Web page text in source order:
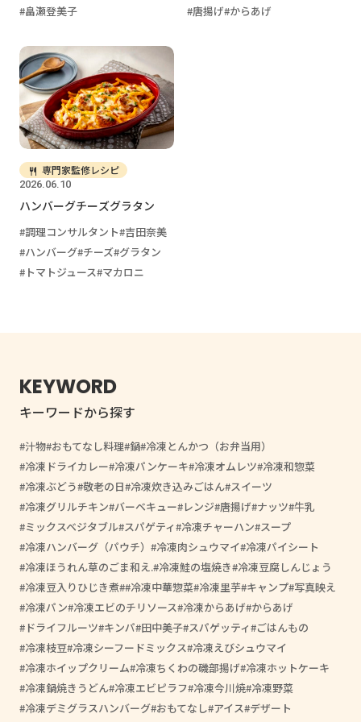
畠瀬登美子 唐揚げ からあげ
2026.06.10
専門家監修レシピ
ハンバーグチーズグラタン
調理コンサルタント 吉田奈美
ハンバーグ チーズ グラタン
トマトジュース マカロニ
KEYWORD
キーワードから探す
汁物 おもてなし料理 鍋 冷凍とんかつ（お弁当用）
冷凍ドライカレー 冷凍パンケーキ 冷凍オムレツ 冷凍和惣菜
冷凍ぶどう 敬老の日 冷凍炊き込みごはん スイーツ
冷凍グリルチキン バーベキュー レンジ 唐揚げ ナッツ 牛乳
ミックスベジタブル スパゲティ 冷凍チャーハン スープ
冷凍ハンバーグ（パウチ）
冷凍肉シュウマイ 冷凍パイシート
冷凍ほうれん草のごま和え. 冷凍鮭の塩焼き 冷凍豆腐しんじょう
冷凍豆入りひじき煮 #冷凍中華惣菜 冷凍里芋 キャンプ 写真映え
冷凍パン 冷凍エビのチリソース 冷凍からあげ からあげ
ドライフルーツ キンパ 田中美子 スパゲッティ
ごはんもの
冷凍枝豆 冷凍シーフードミックス 冷凍えびシュウマイ
冷凍ホイップクリーム 冷凍ちくわの磯部揚げ 冷凍ホットケーキ
冷凍鍋焼きうどん 冷凍エビピラフ 冷凍今川焼 冷凍野菜
冷凍デミグラスハンバーグ おもてなし アイス デザート